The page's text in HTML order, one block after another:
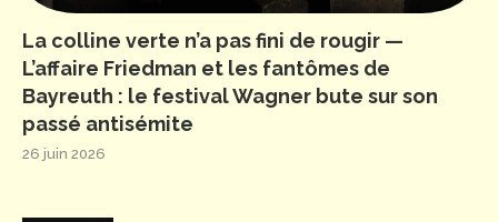
La colline verte n’a pas fini de rougir —
L’affaire Friedman et les fantômes de
Bayreuth : le festival Wagner bute sur son
passé antisémite
26 juin 2026